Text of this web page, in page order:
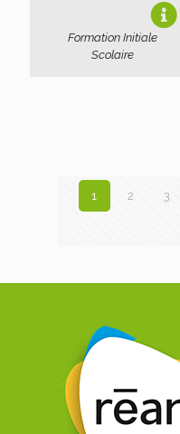
Formation Initiale
Scolaire
1 2 3